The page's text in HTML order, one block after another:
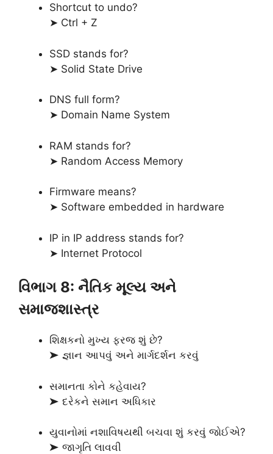
Shortcut to undo?
➤ Ctrl + Z
SSD stands for?
➤ Solid State Drive
DNS full form?
➤ Domain Name System
RAM stands for?
➤ Random Access Memory
Firmware means?
➤ Software embedded in hardware
IP in IP address stands for?
➤ Internet Protocol
વિભાગ 8: નૈતિક મૂલ્ય અને
સમાજશાસ્ત્ર
શિક્ષકનો મુખ્ય ફરજ શું છે?
➤ જ્ઞાન આપવું અને માર્ગદર્શન કરવું
સમાનતા કોને કહેવાય?
➤ દરેકને સમાન અધિકાર
યુવાનોમાં નશાવિષયથી બચવા શું કરવું જોઈએ?
➤ જાગૃતિ લાવવી